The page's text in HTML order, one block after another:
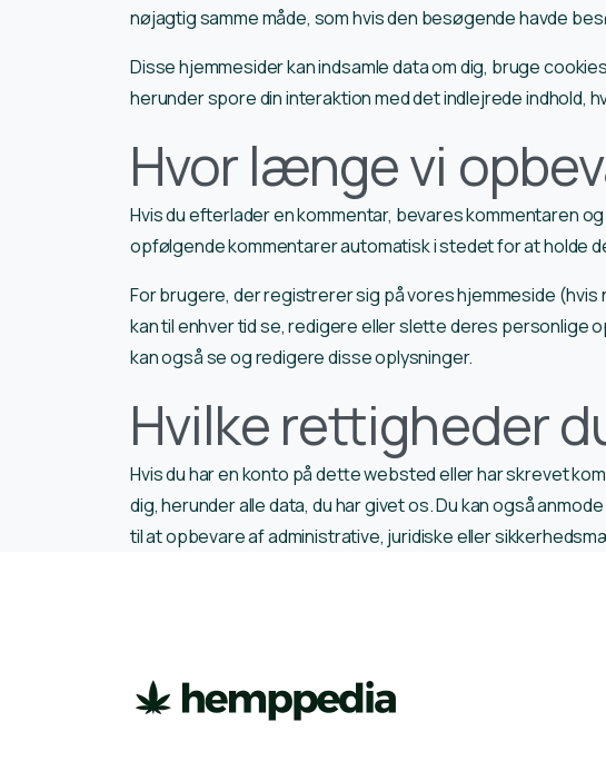
nøjagtig samme måde, som hvis den besøgende havde
Disse hjemmesider kan indsamle data om dig, bruge
herunder spore din interaktion med det indlejrede indhold,
Hvor længe vi
Hvis du efterlader en kommentar, bevares kommentaren
opfølgende kommentarer automatisk i stedet for at holde
For brugere, der registrerer sig på vores hjemmeside
kan til enhver tid se, redigere eller slette deres
kan også se og redigere disse oplysninger.
Hvilke rettigheder
Hvis du har en konto på dette websted eller har skrevet
dig, herunder alle data, du har givet os. Du kan også
til at opbevare af administrative, juridiske eller